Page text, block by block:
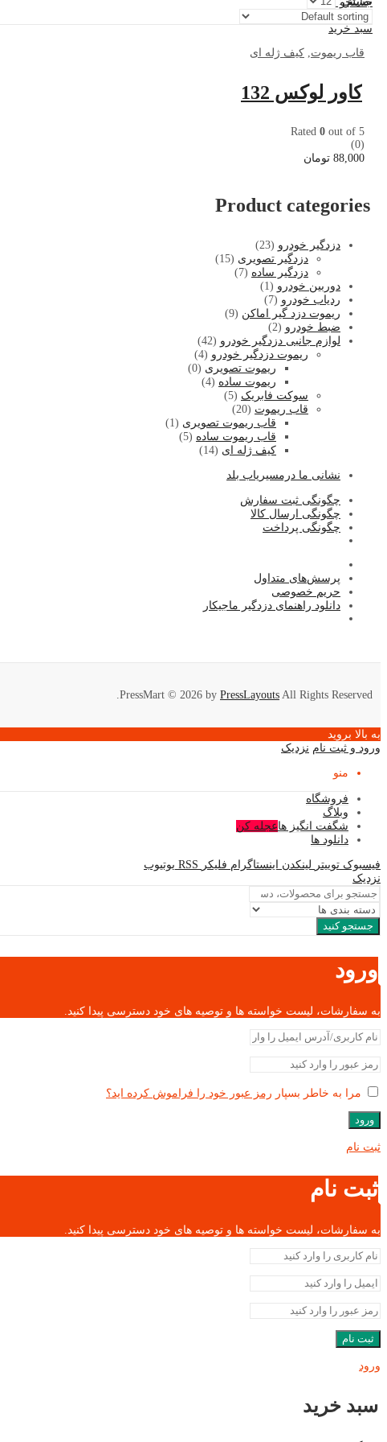
0
سبد خرید
قاب ریموت کیف ژله ای
کاور لوکس 132
Rated 0 out of 5
(0)
88,000 تومان
Product categories
دزدگیر خودرو (23)
دزدگیر تصویری (15)
دزدگیر ساده (7)
دوربین خودرو (1)
ردیاب خودرو (7)
ریموت دزد گیر اماکن (9)
ضبط خودرو (2)
لوازم جانبی دزدگیر خودرو (42)
ریموت دزدگیر خودرو (4)
ریموت تصویری (0)
ریموت ساده (4)
سوکت فابریک (5)
قاب ریموت (20)
قاب ریموت تصویری (1)
قاب ریموت ساده (5)
کیف ژله ای (14)
نشانی ما درمسیریاب بلد
چگونگی ثبت سفارش
چگونگی ارسال کالا
چگونگی پرداخت
پرسش‌های متداول
حریم خصوصی
دانلود راهنمای دزدگیر ماجیکار
PressMart © 2026 by PressLayouts All Rights Reserved.
به بالا بروید
ورود و ثبت نام نزدیک
منو
فروشگاه
وبلاگ
شگفت انگیز هاعجله کن
دانلود ها
فیسبوک توییتر لینکدن اینستاگرام فلیکر RSS یوتیوب
نزدیک
جستجو کنید
ورود
به سفارشات، لیست خواسته ها و توصیه های خود دسترسی پیدا کنید.
مرا به خاطر بسپار رمز عبور خود را فراموش کرده اید؟
ورود
ثبت نام
ثبت نام
به سفارشات، لیست خواسته ها و توصیه های خود دسترسی پیدا کنید.
ثبت نام
ورود
سبد خرید